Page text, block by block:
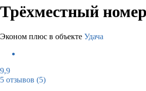
Трёхместный номер
Эконом плюс в объекте Удача
9,9
5 отзывов (5)